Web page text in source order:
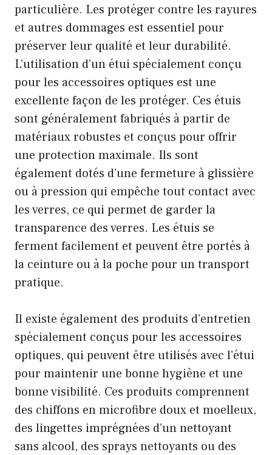
particulière. Les protéger contre les rayures
et autres dommages est essentiel pour
préserver leur qualité et leur durabilité.
L’utilisation d’un étui spécialement conçu
pour les accessoires optiques est une
excellente façon de les protéger. Ces étuis
sont généralement fabriqués à partir de
matériaux robustes et conçus pour offrir
une protection maximale. Ils sont
également dotés d’une fermeture à glissière
ou à pression qui empêche tout contact avec
les verres, ce qui permet de garder la
transparence des verres. Les étuis se
ferment facilement et peuvent être portés à
la ceinture ou à la poche pour un transport
pratique.
Il existe également des produits d’entretien
spécialement conçus pour les accessoires
optiques, qui peuvent être utilisés avec l’étui
pour maintenir une bonne hygiène et une
bonne visibilité. Ces produits comprennent
des chiffons en microfibre doux et moelleux,
des lingettes imprégnées d’un nettoyant
sans alcool, des sprays nettoyants ou des